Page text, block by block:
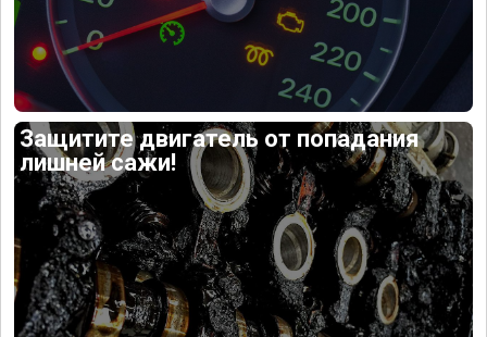
Защитите двигатель от попадания
лишней сажи!